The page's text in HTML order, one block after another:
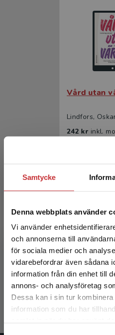
Samtycke
Denna webbplats använder
Vi använder
och annonserna till
för sociala medier och
vidarebefordrar även sådana
information från din enhet till
annons- och analysföretag
Dessa kan i sin tur
information som du har
Begränsad
Det verkar som att du
studentlitteratur.se via
Vård utan
Lindfors,
242 kr inkl.
Vård utan
Lindfors,
389 krinkl.
Exkl. moms: